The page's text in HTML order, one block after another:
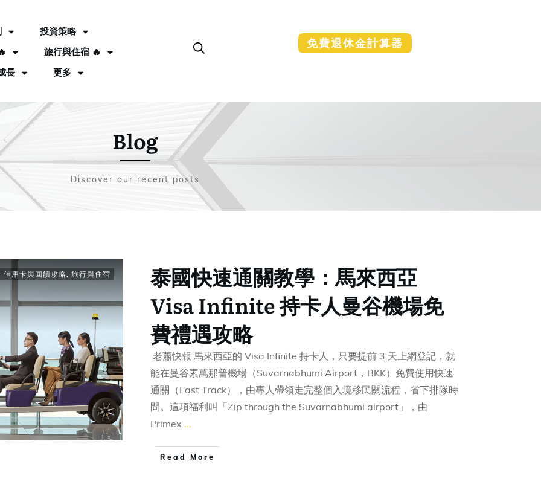
投資策略
旅行與住宿 🔥
長
更多
免費退休金計算器
Blog
Discover our recent posts
信用卡與回饋攻略, 旅行與住宿
泰國快速通關教學：馬來西亞
Visa Infinite 持卡人曼谷機場免
費禮遇攻略
老蕭快報 馬來西亞的 Visa Infinite 持卡人，只要提前 3 天上網登記，就
能在曼谷素萬那普機場（Suvarnabhumi Airport，BKK）免費使用快速
通關（Fast Track），由專人帶領走完整個入境移民關流程，省下排隊時
間。這項福利叫「Zip through the Suvarnabhumi airport」，由
Primex ...
​Read More